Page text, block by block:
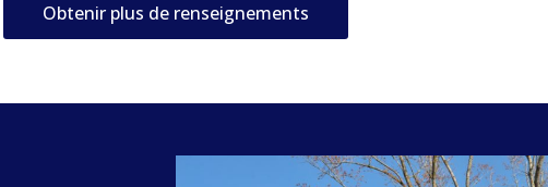
Obtenir plus de renseignements